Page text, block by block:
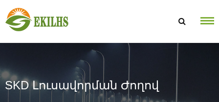
SKD Լուսավորման Ժողով